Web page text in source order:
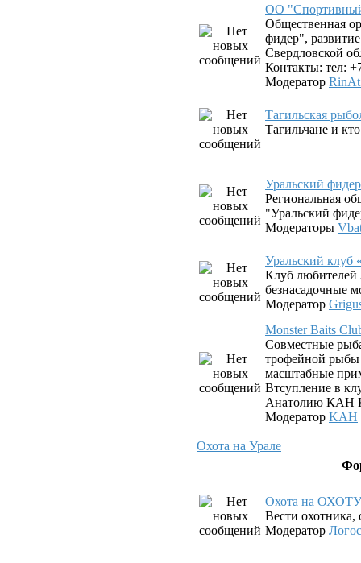
ОО
Общественная
фидер",
Свердловской
Контакты: тел:
Модератор
Тагильская
Тагильчане и
Уральский
Региональная
"Уральский
Модераторы
Уральский клуб
Клуб
безнасадочные
Модератор
Monster Baits
Совместные
трофейной рыбы
масштабные
Втсупление в
Анатолию КАН
Модератор KAH
Охота на Урале
Охота на ОХОТУ
Вести охотника,
Модератор Логос